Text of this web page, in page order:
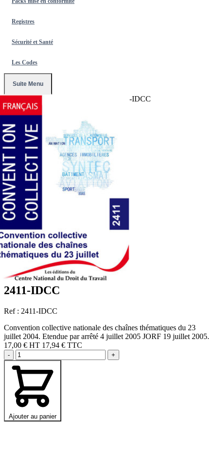
Registres
Sécurité et Santé
Les Codes
Suite Menu
Conventions Collectives 2411-IDCC
2411-IDCC
Ref : 2411-IDCC
Convention collective nationale des chaînes thématiques du 23
juillet 2004. Etendue par arrêté 4 juillet 2005 JORF 19 juillet 2005.
17,00 € HT 17,94 € TTC
- +
Ajouter au panier